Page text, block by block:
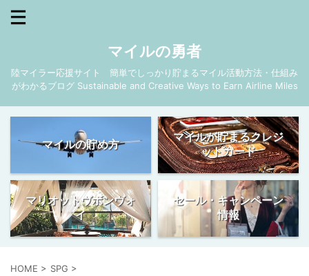
マイルの勇者
陸マイラー応援サイト 簡単でしっかり貯まるマイル活動方法・仕組み
がわかるブログ Sustainable and Creative Ways to Earn Airline Miles
マイルの貯め方
マイルが貯まるクレジ
ットカード
マリオットヴボンヴォ
イ
セール・キャンペーン
情報
HOME > SPG >